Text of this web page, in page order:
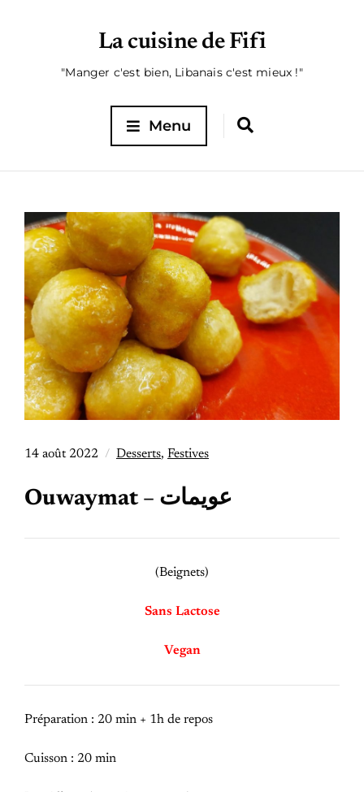
La cuisine de Fifi
"Manger c'est bien, Libanais c'est mieux !"
Menu
14 août 2022 Desserts, Festives
Ouwaymat – عويمات
(Beignets)
Sans Lactose
Vegan
Préparation : 20 min + 1h de repos
Cuisson : 20 min